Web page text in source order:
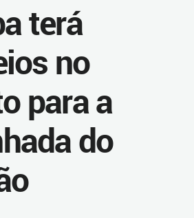
terá
no
para a
do